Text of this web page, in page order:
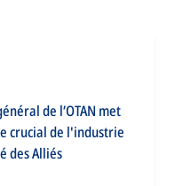
de l’OTAN met
crucial de l'industrie
des Alliés